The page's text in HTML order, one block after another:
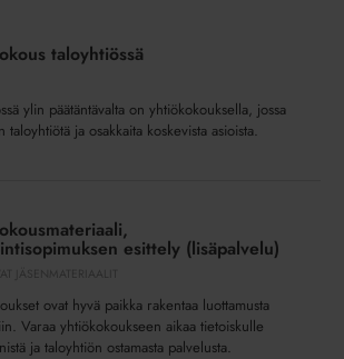
taloyhtiössä
ylin päätäntävalta on yhtiökokouksella, jossa
taloyhtiötä ja osakkaita koskevista asioista.
esittely (lisäpalvelu)
ovat hyvä paikka rakentaa luottamusta
Varaa yhtiökokoukseen aikaa tietoiskulle
ja taloyhtiön ostamasta palvelusta.